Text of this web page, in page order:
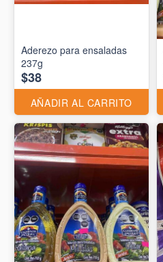
Aderezo para ensaladas
237g
$38
AÑADIR AL CARRITO